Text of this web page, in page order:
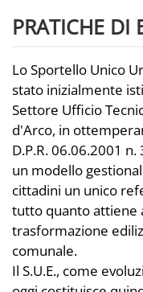
PRATICHE DI
Lo Sportello Unico
stato inizialmente
Settore Ufficio
d'Arco, in
D.P.R. 06.06.2001
un modello
cittadini un unico
tutto quanto attiene
trasformazione
comunale.
Il S.U.E., come